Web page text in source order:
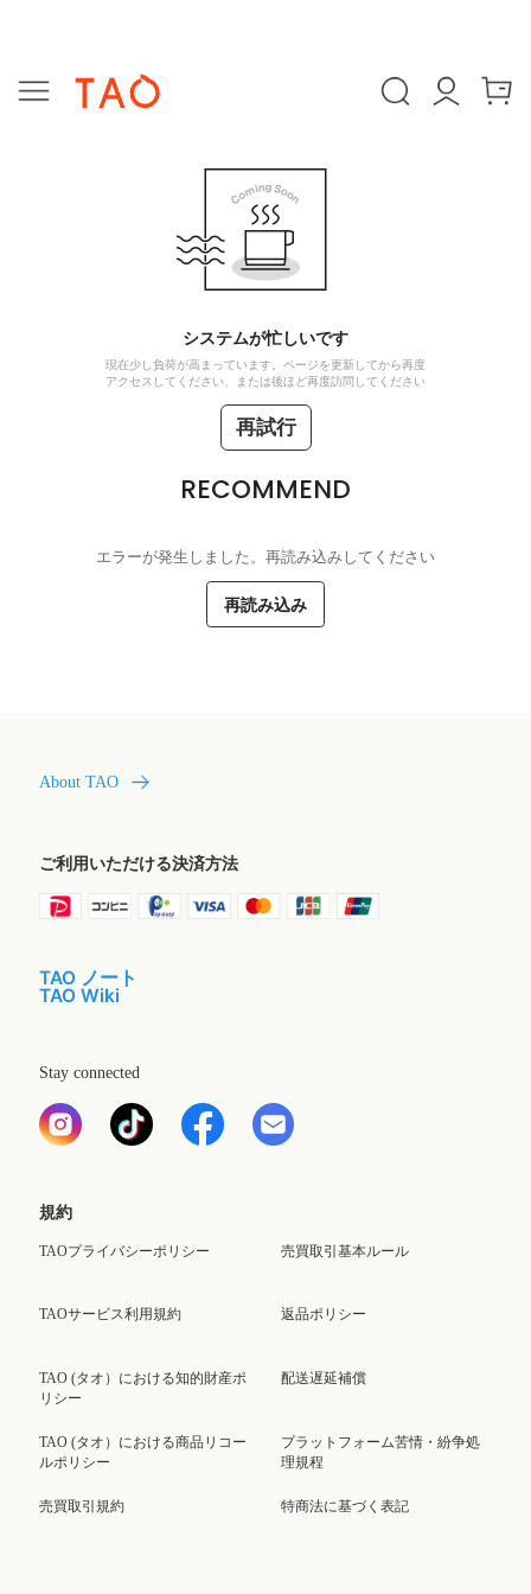
システムが忙しいです
現在少し負荷が高まっています。ページを更新してから再度
アクセスしてください、または後ほど再度訪問してください
再試行
RECOMMEND
エラーが発生しました。再読み込みしてください
再読み込み
About TAO
ご利用いただける決済方法
TAO ノート
TAO Wiki
Stay connected
規約
TAOプライバシーポリシー
TAOサービス利用規約
TAO (タオ）における知的財産ポ
リシー
TAO (タオ）における商品リコー
ルポリシー
売買取引規約
売買取引基本ルール
返品ポリシー
配送遅延補償
プラットフォーム苦情・紛争処
理規程
特商法に基づく表記